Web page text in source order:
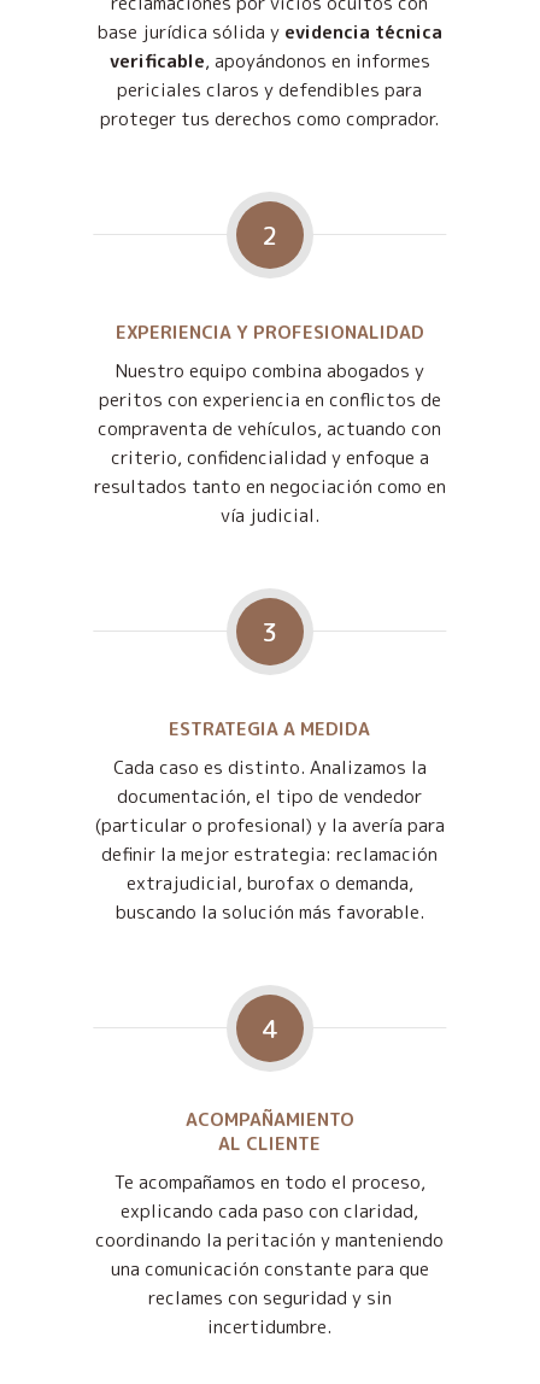
base jurídica sólida y evidencia técnica
verificable, apoyándonos en informes
periciales claros y defendibles para
proteger tus derechos como comprador.
2
EXPERIENCIA Y PROFESIONALIDAD
Nuestro equipo combina abogados y
peritos con experiencia en conflictos de
compraventa de vehículos, actuando con
criterio, confidencialidad y enfoque a
resultados tanto en negociación como en
vía judicial.
3
ESTRATEGIA A MEDIDA
Cada caso es distinto. Analizamos la
documentación, el tipo de vendedor
(particular o profesional) y la avería para
definir la mejor estrategia: reclamación
extrajudicial, burofax o demanda,
buscando la solución más favorable.
4
ACOMPAÑAMIENTO
AL CLIENTE
Te acompañamos en todo el proceso,
explicando cada paso con claridad,
coordinando la peritación y manteniendo
una comunicación constante para que
reclames con seguridad y sin
incertidumbre.